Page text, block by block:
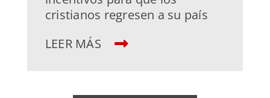
cristianos regresen a su país
LEER MÁS